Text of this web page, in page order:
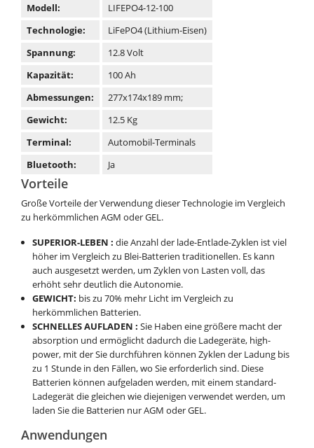
Modell:
LIFEPO4-12-100
Technologie:
LiFePO4 (Lithium-Eisen)
Spannung:
12.8 Volt
Kapazität:
100 Ah
Abmessungen:
277x174x189 mm;
Gewicht:
12.5 Kg
Terminal:
Automobil-Terminals
Bluetooth:
Ja
Vorteile
Große Vorteile der Verwendung dieser Technologie im Vergleich
zu herkömmlichen AGM oder GEL.
SUPERIOR-LEBEN : die Anzahl der lade-Entlade-Zyklen ist viel
höher im Vergleich zu Blei-Batterien traditionellen. Es kann
auch ausgesetzt werden, um Zyklen von Lasten voll, das
erhöht sehr deutlich die Autonomie.
GEWICHT: bis zu 70% mehr Licht im Vergleich zu
herkömmlichen Batterien.
SCHNELLES AUFLADEN : Sie Haben eine größere macht der
absorption und ermöglicht dadurch die Ladegeräte, high-
power, mit der Sie durchführen können Zyklen der Ladung bis
zu 1 Stunde in den Fällen, wo Sie erforderlich sind. Diese
Batterien können aufgeladen werden, mit einem standard-
Ladegerät die gleichen wie diejenigen verwendet werden, um
laden Sie die Batterien nur AGM oder GEL.
Anwendungen